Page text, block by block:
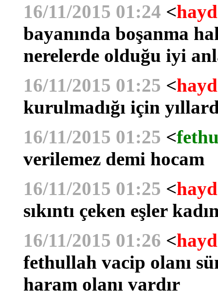
16/11/2015 01:24 <
bayanında boşanma
nerelerde olduğu iyi
16/11/2015 01:25 <
kurulmadığı için
16/11/2015 01:25 <
verilemez demi hocam
16/11/2015 01:25 <
sıkıntı çeken eşler
16/11/2015 01:26 <
fethullah vacip olanı
haram olanı vardır